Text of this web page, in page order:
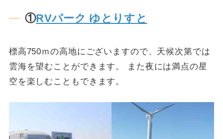
①RVパーク ゆとりすと
標高750ｍの高地にございますので、天候次第では
雲海を望むことができます。 また夜には満点の星
空を楽しむこともできます。